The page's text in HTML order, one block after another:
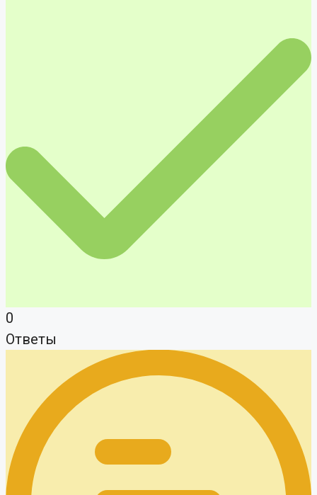
0
Ответы